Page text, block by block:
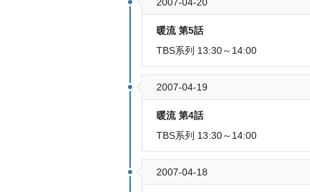
暖流 第5話
TBS系列 13:30～14:00
2007-04-19
暖流 第4話
TBS系列 13:30～14:00
2007-04-18